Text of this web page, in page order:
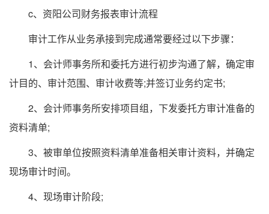
c、资阳公司财务报表审计流程
审计工作从业务承接到完成通常要经过以下步骤：
1、会计师事务所和委托方进行初步沟通了解，确定审
计目的、审计范围、审计收费等;并签订业务约定书;
2、会计师事务所安排项目组，下发委托方审计准备的
资料清单;
3、被审单位按照资料清单准备相关审计资料，并确定
现场审计时间。
4、现场审计阶段;